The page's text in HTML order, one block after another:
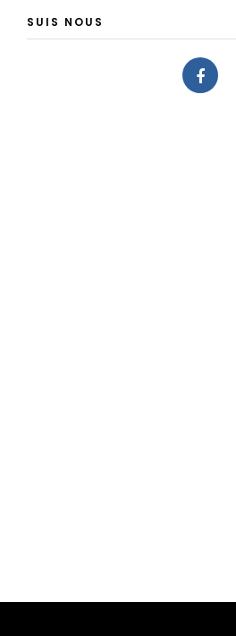
SUIS NOUS